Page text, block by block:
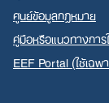
ศูนย์ข้อมูลกฎหมาย
คู่มือหรือแนวทางกา
EEF Portal (ใช้เฉพ